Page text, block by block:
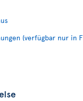
(verfügbar nur in